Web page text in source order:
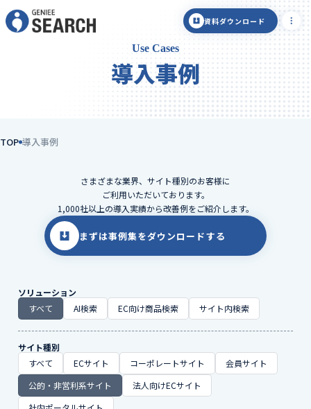
資料ダウンロード
Use Cases
導入事例
TOP 導入事例
さまざまな業界、サイト種別のお客様に
ご利用いただいております。
1,000社以上の導入実績から改善例をご紹介します。
まずは事例集をダウンロードする
ソリューション
すべて
AI検索 EC向け商品検索 サイト内検索
サイト種別
すべて
ECサイト コーポレートサイト
会員サイト
公的・非営利系サイト
法人向けECサイト